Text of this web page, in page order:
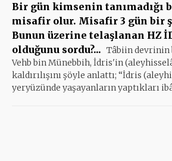
Bir gün kimsenin tanımadığı
misafir olur. Misafir 3 gün bir
Bunun üzerine telaşlanan HZ
olduğunu sordu?... Tâbiin
Vehb bin Münebbih, İdris'in
kaldırılışını şöyle anlattı; “İdris
yeryüzünde yaşayanların yaptıkları